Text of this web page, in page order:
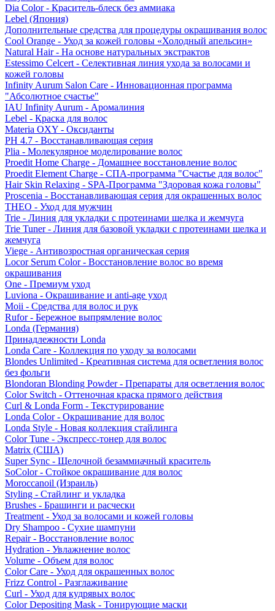
Dia Color - Краситель-блеск без аммиака
Lebel (Япония)
Дополнительные средства для процедуры окрашивания волос
Cool Orange - Уход за кожей головы «Холодный апельсин»
Natural Hair - На основе натуральных экстрактов
Estessimo Celcert - Селективная линия ухода за волосами и
кожей головы
Infinity Aurum Salon Care - Инновационная программа
"Абсолютное счастье"
IAU Infinity Aurum - Аромалиния
Lebel - Краска для волос
Materia OXY - Оксиданты
PH 4.7 - Восстанавливающая серия
Plia - Молекулярное моделирование волос
Proedit Home Charge - Домашнее восстановление волос
Proedit Element Charge - СПА-программа "Счастье для волос"
Hair Skin Relaxing - SPA-Программа "Здоровая кожа головы"
Proscenia - Восстанавливающая серия для окрашенных волос
THEO - Уход для мужчин
Trie - Линия для укладки с протеинами шелка и жемчуга
Trie Tuner - Линия для базовой укладки с протеинами шелка и
жемчуга
Viege - Антивозростная органическая серия
Locor Serum Color - Восстановление волос во время
окрашивания
One - Премиум уход
Luviona - Окрашивание и anti-age уход
Moii - Средства для волос и рук
Rufor - Бережное выпрямление волос
Londa (Германия)
Принадлежности Londa
Londa Care - Коллекция по уходу за волосами
Blondes Unlimited - Креативная система для осветления волос
без фольги
Blondoran Blonding Powder - Препараты для осветления волос
Color Switch - Оттеночная краска прямого действия
Curl & Londa Form - Текстурирование
Londa Color - Окрашивание для волос
Londa Style - Новая коллекция стайлинга
Color Tune - Экспресс-тонер для волос
Matrix (США)
Super Sync - Щелочной безаммиачный краситель
SoColor - Стойкое окрашивание для волос
Moroccanoil (Израиль)
Styling - Стайлинг и укладка
Brushes - Брашинги и расчески
Treatment - Уход за волосами и кожей головы
Dry Shampoo - Сухие шампуни
Repair - Восстановление волос
Hydration - Увлажнение волос
Volume - Объем для волос
Color Care - Уход для окрашенных волос
Frizz Control - Разглаживание
Curl - Уход для кудрявых волос
Color Depositing Mask - Тонирующие маски